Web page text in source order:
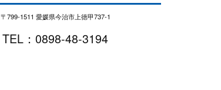
〒799-1511 愛媛県今治市上徳甲737-1
TEL：0898-48-3194